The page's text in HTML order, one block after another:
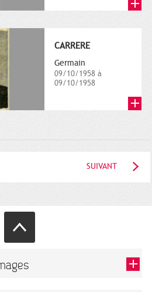
CARRERE
Germain
09/10/1958 à
09/10/1958
SUIVANT